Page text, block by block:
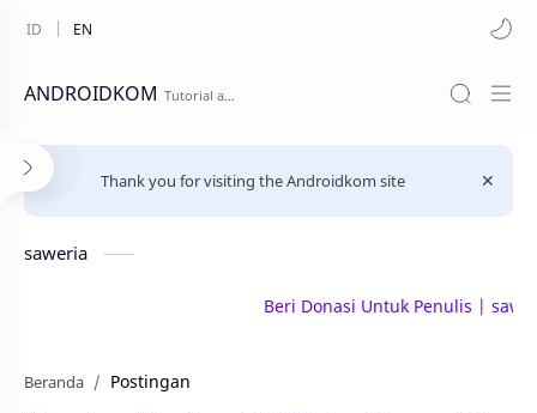
ANDROIDKOM
Thank you for visiting the Androidkom site
saweria
Beri Donasi Untuk Penulis |
Beranda Postingan